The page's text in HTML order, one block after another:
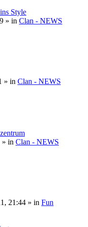
Style
» in Clan - NEWS
» in Clan - NEWS
» in Clan - NEWS
21:44 » in Fun